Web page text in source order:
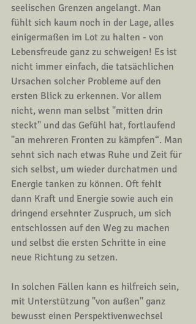
seelischen Grenzen angelangt. Man
fühlt sich kaum noch in der Lage, alles
einigermaßen im Lot zu halten - von
Lebensfreude ganz zu schweigen! Es ist
nicht immer einfach, die tatsächlichen
Ursachen solcher Probleme auf den
ersten Blick zu erkennen. Vor allem
nicht, wenn man selbst "mitten drin
steckt" und das Gefühl hat, fortlaufend
"an mehreren Fronten zu kämpfen“. Man
sehnt sich nach etwas Ruhe und Zeit für
sich selbst, um wieder durchatmen und
Energie tanken zu können. Oft fehlt
dann Kraft und Energie sowie auch ein
dringend ersehnter Zuspruch, um sich
entschlossen auf den Weg zu machen
und selbst die ersten Schritte in eine
neue Richtung zu setzen.
In solchen Fällen kann es hilfreich sein,
mit Unterstützung "von außen" ganz
bewusst einen Perspektivenwechsel